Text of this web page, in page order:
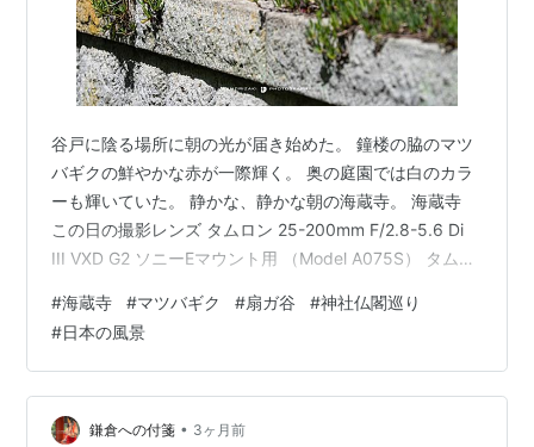
谷戸に陰る場所に朝の光が届き始めた。 鐘楼の脇のマツ
バギクの鮮やかな赤が一際輝く。 奥の庭園では白のカラ
ーも輝いていた。 静かな、静かな朝の海蔵寺。 海蔵寺
この日の撮影レンズ タムロン 25-200mm F/2.8-5.6 Di
III VXD G2 ソニーEマウント用 （Model A075S） タムロ
運営中のFacebookページ 【みんなの“鎌倉への付箋”】も
ご覧下さい。 ランキング参加中写真・カメラ ランキング
参加中デジイチ（デジタル一眼レフ・ミラーレス一眼）
#海蔵寺 #マツバギク #扇ガ谷 #神社仏閣巡り
#日本の風景
鎌倉への付箋 • 3ヶ月前